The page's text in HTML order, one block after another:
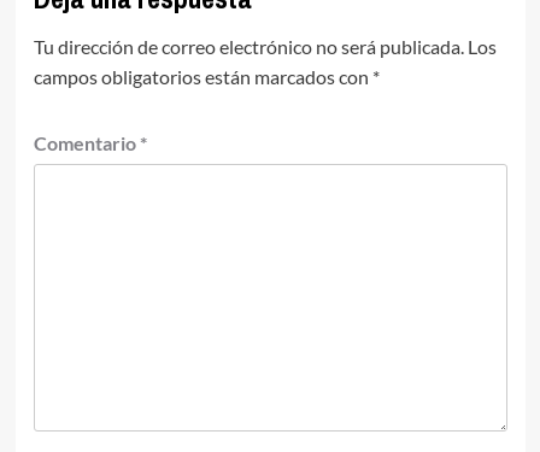
Tu dirección de correo electrónico no será publicada. Los
campos obligatorios están marcados con *
Comentario *